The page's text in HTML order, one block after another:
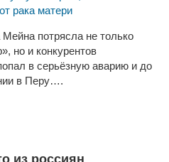
потрясла не только
но и конкурентов
в серьёзную аварию и до
в Перу….
из россиян